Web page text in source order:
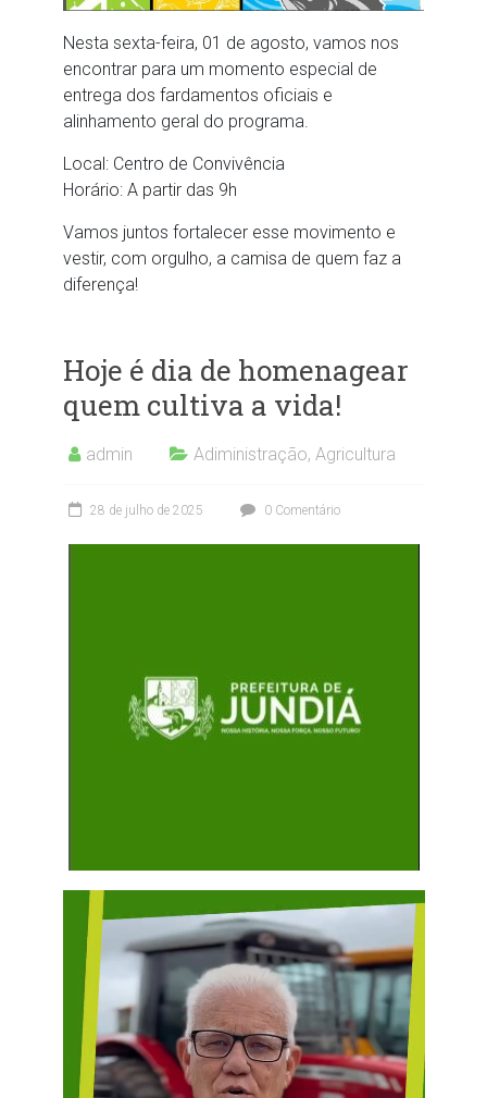
Nesta sexta-feira, 01 de agosto, vamos nos
encontrar para um momento especial de
entrega dos fardamentos oficiais e
alinhamento geral do programa.
Local: Centro de Convivência
Horário: A partir das 9h
Vamos juntos fortalecer esse movimento e
vestir, com orgulho, a camisa de quem faz a
diferença!
Hoje é dia de homenagear
quem cultiva a vida!
admin Adiministração, Agricultura
28 de julho de 2025 0 Comentário